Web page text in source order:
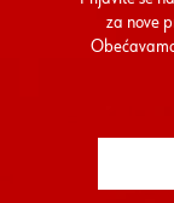
za nove